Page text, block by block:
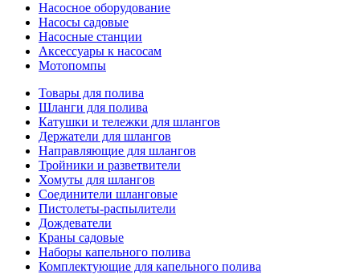
Насосное оборудование
Насосы садовые
Насосные станции
Аксессуары к насосам
Мотопомпы
Товары для полива
Шланги для полива
Катушки и тележки для шлангов
Держатели для шлангов
Направляющие для шлангов
Тройники и разветвители
Хомуты для шлангов
Соединители шланговые
Пистолеты-распылители
Дождеватели
Краны садовые
Наборы капельного полива
Комплектующие для капельного полива